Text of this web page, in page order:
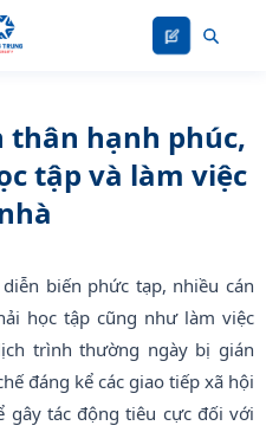
thân hạnh phúc,
tập và làm việc
biến phức tạp, nhiều cán
học tập cũng như làm việc
trình thường ngày bị gián
đáng kể các giao tiếp xã hội
tác động tiêu cực đối với